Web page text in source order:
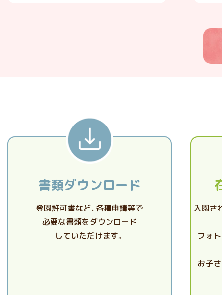
書類ダウンロード
登園許可書など、各種申請等で
必要な書類をダウンロード
していただけます。
入園さ
フォ
お子